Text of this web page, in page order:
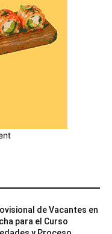
de Vacantes en
para el Curso